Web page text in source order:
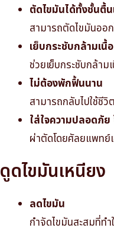
ตัดไขมันได้ทั้งชั้นตื้
สามารถตัดไขมันออ
เย็บกระชับกล้ามเนื้
ช่วยเย็บกระชับกล้า
ไม่ต้องพักฟื้นนาน
สามารถกลับไปใช้ชี
ใส่ใจความปลอดภั
ผ่าตัดโดยศัลยแพทย์
ดูดไขมันเหนียง
ลดไขมัน
กำจัดไขมันสะสมที่ท